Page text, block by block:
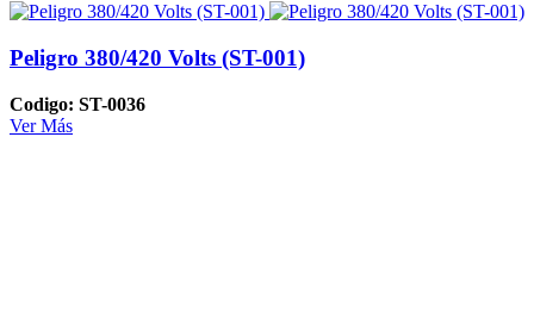
Peligro 380/420 Volts (ST-001)
Codigo: ST-0036
Ver Más